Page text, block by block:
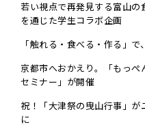
若い視点で再発見する富山の
を通じた学生コラボ企画
「触れる・食べる・作る」で
京都市へおかえり。「もっぺ
セミナー」が開催
祝！「大津祭の曳山行事」が
に